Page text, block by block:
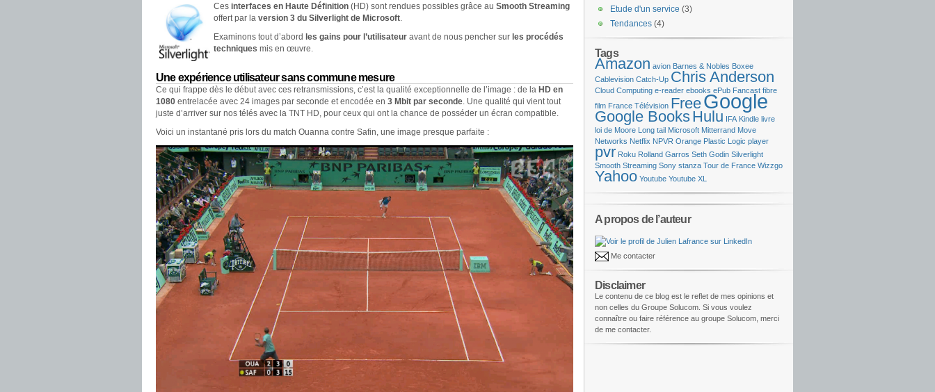
Ces interfaces en Haute Définition (HD) sont rendues possibles grâce au Smooth Streaming
offert par la version 3 du Silverlight de Microsoft.
Examinons tout d’abord les gains pour l’utilisateur avant de nous pencher sur les procédés
techniques mis en œuvre.
Une expérience utilisateur sans commune mesure
Ce qui frappe dès le début avec ces retransmissions, c’est la qualité exceptionnelle de l’image : de la HD en
1080 entrelacée avec 24 images par seconde et encodée en 3 Mbit par seconde. Une qualité qui vient tout
juste d’arriver sur nos télés avec la TNT HD, pour ceux qui ont la chance de posséder un écran compatible.
Voici un instantané pris lors du match Ouanna contre Safin, une image presque parfaite :
Etude d'un service (3)
Tendances (4)
Tags
Amazon avion Barnes & Nobles Boxee
Cablevision Catch-Up Chris Anderson
Cloud Computing e-reader ebooks ePub Fancast fibre
film France Télévision FreeGoogle
Google BooksHulu IFA Kindle livre
loi de Moore Long tail Microsoft Mitterrand Move
Networks Netflix NPVR Orange Plastic Logic player
pvr Roku Rolland Garros Seth Godin Silverlight
Smooth Streaming Sony stanza Tour de France Wizzgo
Yahoo Youtube Youtube XL
A propos de l’auteur
Me contacter
Disclaimer
Le contenu de ce blog est le reflet de mes opinions et
non celles du Groupe Solucom. Si vous voulez
connaître ou faire référence au groupe Solucom, merci
de me contacter.